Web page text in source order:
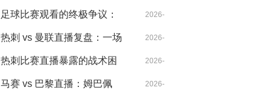
北伦敦的雨夜，心跳比雨点更
急
04-21
足球比赛观看的终极争议：
VAR，是守护公正还是扼杀激
情？
2026-
04-14
热刺 vs 曼联直播复盘：一场
被VAR切割的战术博弈，麦迪
逊导演逆转
2026-
04-18
热刺比赛直播暴露的战术困
局：控球率七成却输得没脾气
2026-
04-21
马赛 vs 巴黎直播：姆巴佩 2026-